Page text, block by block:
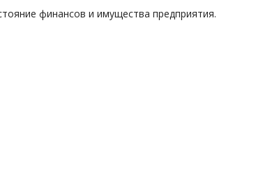
финансов и имущества предприятия.